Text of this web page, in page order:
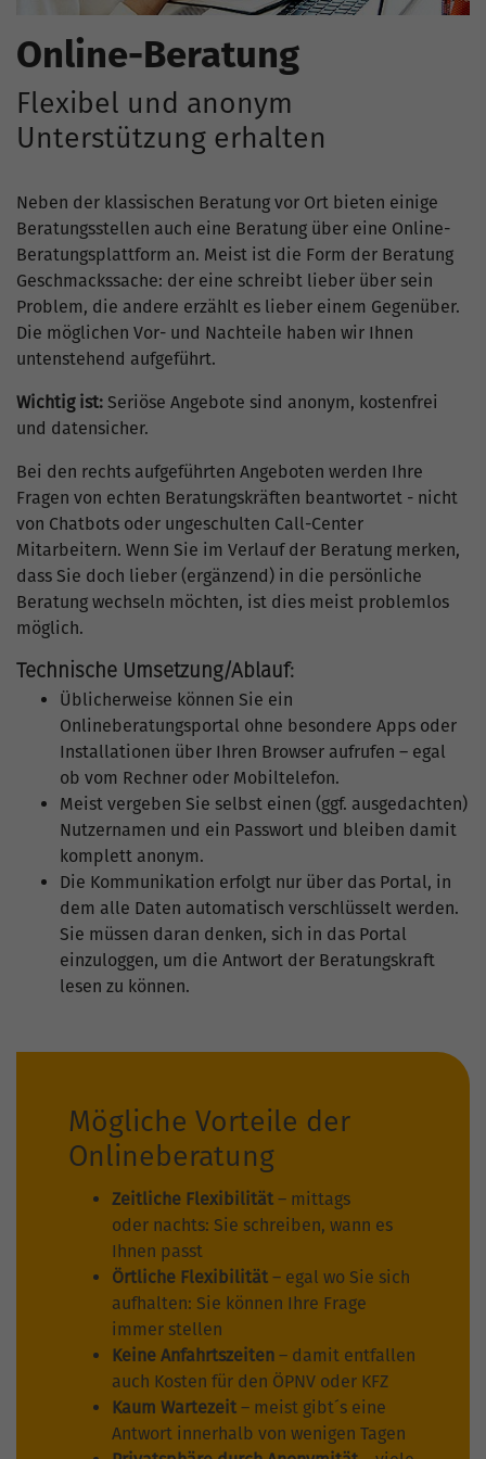
Online-Beratung
Flexibel und anonym
Unterstützung erhalten
Neben der klassischen Beratung vor Ort bieten einige
Beratungsstellen auch eine Beratung über eine Online-
Beratungsplattform an. Meist ist die Form der Beratung
Geschmackssache: der eine schreibt lieber über sein
Problem, die andere erzählt es lieber einem Gegenüber.
Die möglichen Vor- und Nachteile haben wir Ihnen
untenstehend aufgeführt.
Wichtig ist: Seriöse Angebote sind anonym, kostenfrei
und datensicher.
Bei den rechts aufgeführten Angeboten werden Ihre
Fragen von echten Beratungskräften beantwortet - nicht
von Chatbots oder ungeschulten Call-Center
Mitarbeitern. Wenn Sie im Verlauf der Beratung merken,
dass Sie doch lieber (ergänzend) in die persönliche
Beratung wechseln möchten, ist dies meist problemlos
möglich.
Technische Umsetzung/Ablauf:
Üblicherweise können Sie ein
Onlineberatungsportal ohne besondere Apps oder
Installationen über Ihren Browser aufrufen – egal
ob vom Rechner oder Mobiltelefon.
Meist vergeben Sie selbst einen (ggf. ausgedachten)
Nutzernamen und ein Passwort und bleiben damit
komplett anonym.
Die Kommunikation erfolgt nur über das Portal, in
dem alle Daten automatisch verschlüsselt werden.
Sie müssen daran denken, sich in das Portal
einzuloggen, um die Antwort der Beratungskraft
lesen zu können.
Mögliche Vorteile der
Onlineberatung
Zeitliche Flexibilität – mittags
oder nachts: Sie schreiben, wann es
Ihnen passt
Örtliche Flexibilität – egal wo Sie sich
aufhalten: Sie können Ihre Frage
immer stellen
Keine Anfahrtszeiten – damit entfallen
auch Kosten für den ÖPNV oder KFZ
Kaum Wartezeit – meist gibt´s eine
Antwort innerhalb von wenigen Tagen